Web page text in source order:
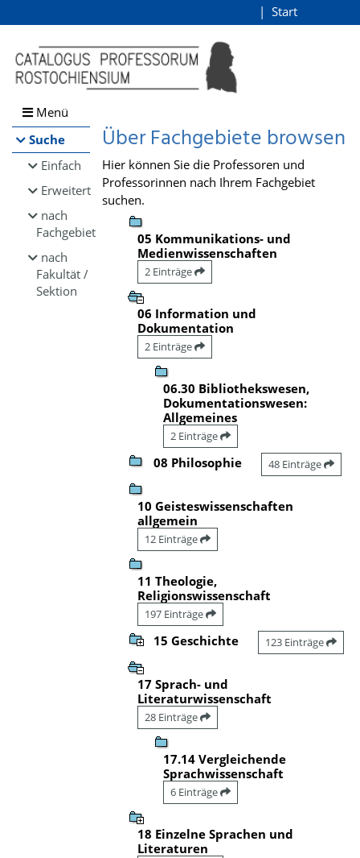
Browsen
direkt zum Inhalt
Start
Menü
Suche
Einfach
Erweitert
nach
Fachgebiet
nach
Fakultät /
Sektion
Über Fachgebiete browsen
Hier können Sie die Professoren und
Professorinnen nach Ihrem Fachgebiet
suchen.
05 Kommunikations- und
Medienwissenschaften
2 Einträge
06 Information und
Dokumentation
2 Einträge
06.30 Bibliothekswesen,
Dokumentationswesen:
Allgemeines
2 Einträge
08 Philosophie 48 Einträge
10 Geisteswissenschaften
allgemein
12 Einträge
11 Theologie,
Religionswissenschaft
197 Einträge
15 Geschichte 123 Einträge
17 Sprach- und
Literaturwissenschaft
28 Einträge
17.14 Vergleichende
Sprachwissenschaft
6 Einträge
18 Einzelne Sprachen und
Literaturen